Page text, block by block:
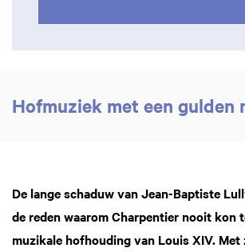
Hofmuziek met een gulden
De lange schaduw van Jean-Baptiste
de reden waarom Charpentier nooit kon
muzikale hofhouding van Louis XIV. Met